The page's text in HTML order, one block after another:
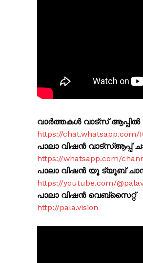
വാർത്തകൾ വാട്സ്
https://chat.whatsapp.com/
പാലാ വിഷൻ വാട്സ്ആപ്പ്
https://whatsapp.com/
പാലാ വിഷൻ യൂ ട്യൂബ്
https://youtube.com/
പാലാ വിഷൻ വെബ്സൈറ്റ്
http://pala.vision